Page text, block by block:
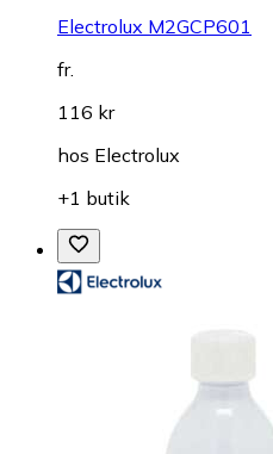
Electrolux M2GCP601
fr.
116 kr
hos Electrolux
+1 butik